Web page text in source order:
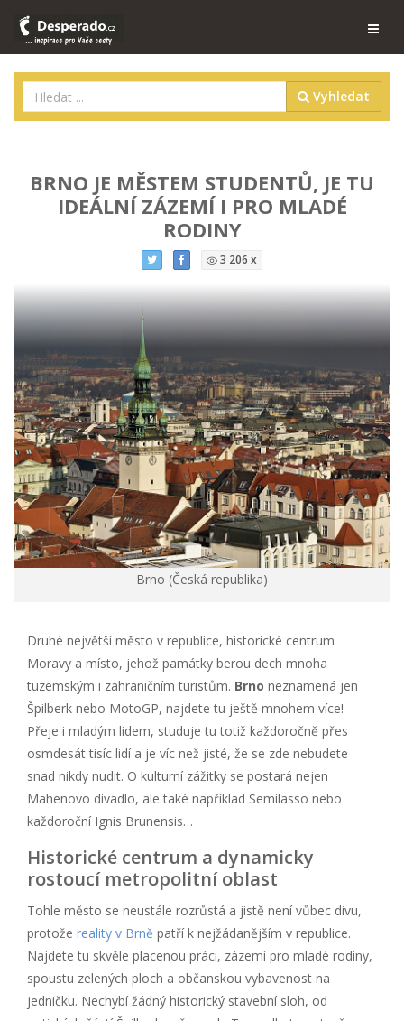
Vyhledat
BRNO JE MĚSTEM STUDENTŮ, JE TU
IDEÁLNÍ ZÁZEMÍ I PRO MLADÉ
RODINY
3 206 x
Brno (Česká republika)
Druhé největší město v republice, historické centrum
Moravy a místo, jehož památky berou dech mnoha
tuzemským i zahraničním turistům. Brno neznamená jen
Špilberk nebo MotoGP, najdete tu ještě mnohem více!
Přeje i mladým lidem, studuje tu totiž každoročně přes
osmdesát tisíc lidí a je víc než jisté, že se zde nebudete
snad nikdy nudit. O kulturní zážitky se postará nejen
Mahenovo divadlo, ale také například Semilasso nebo
každoroční Ignis Brunensis…
Historické centrum a dynamicky
rostoucí metropolitní oblast
Tohle město se neustále rozrůstá a jistě není vůbec divu,
protože reality v Brně patří k nejžádanějším v republice.
Najdete tu skvěle placenou práci, zázemí pro mladé rodiny,
spoustu zelených ploch a občanskou vybavenost na
jedničku. Nechybí žádný historický stavební sloh, od